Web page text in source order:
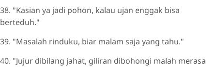
38. "Kasian ya jadi pohon, kalau ujan enggak bisa
berteduh."
39. "Masalah rinduku, biar malam saja yang tahu."
40. "Jujur dibilang jahat, giliran dibohongi malah merasa